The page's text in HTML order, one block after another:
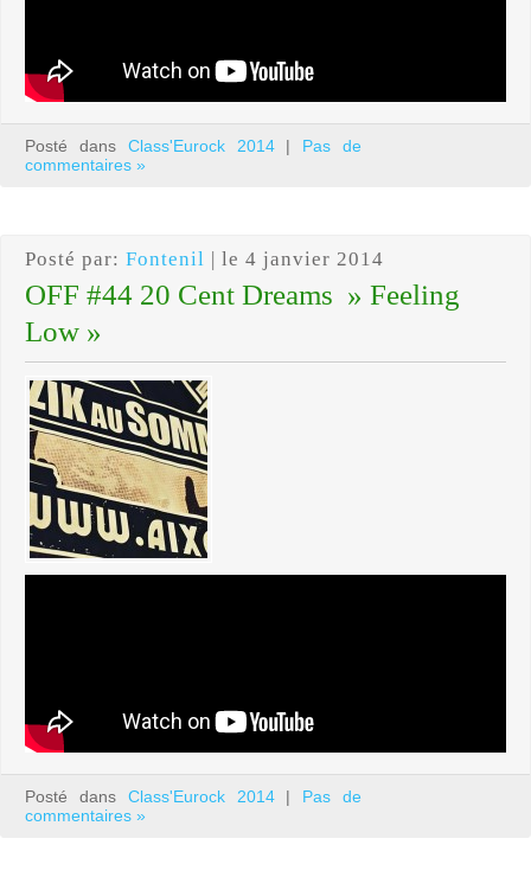
Posté dans Class'Eurock 2014| Pas de
commentaires »
Posté par: Fontenil | le 4 janvier 2014
OFF #44 20 Cent Dreams » Feeling
Low »
Posté dans Class'Eurock 2014| Pas de
commentaires »